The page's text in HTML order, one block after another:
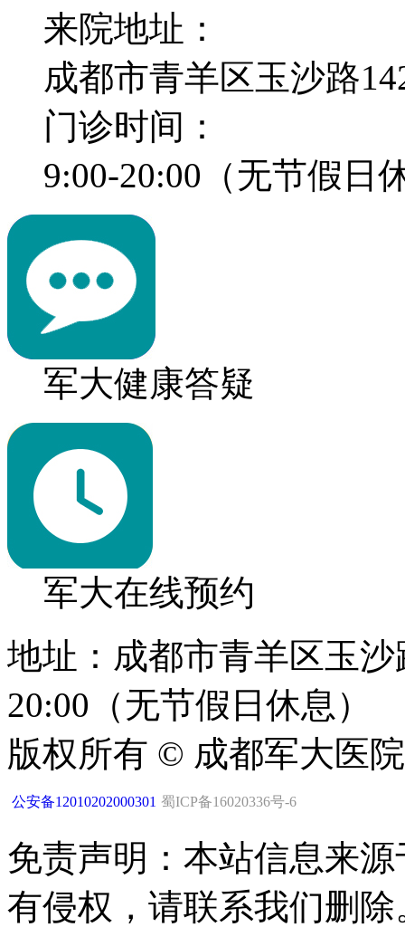
来院地址：
成都市青羊区玉沙路
门诊时间：
9:00-20:00（无节假日
军大健康答疑
军大在线预约
地址：成都市青羊区玉
20:00（无节假日休息）
版权所有 © 成都军大医
公安备12010202000301 蜀ICP备16020336号-6
免责声明：本站信息来
有侵权，请联系我们删除